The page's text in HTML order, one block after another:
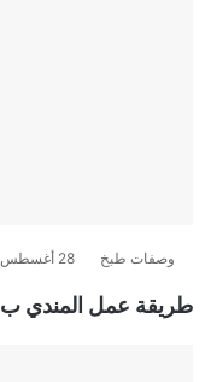
وصفات طبخ 28 أغسطس، 2024
طريقة عمل المندي ب 4 طرق زي المطاعم